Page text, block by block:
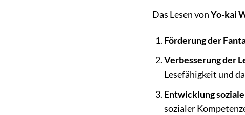
Das Lesen vonYo-kai
Förderung der
Verbesserung der
Lesefähigkeit und
Entwicklung
sozialer